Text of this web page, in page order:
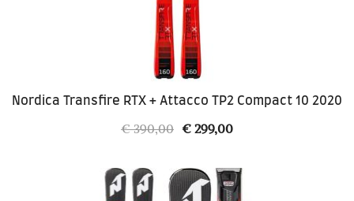
Nordica Transfire RTX + Attacco TP2 Compact 10 2020
€390,00 Il
originale
era:
€ 299,00Il
attuale
è: